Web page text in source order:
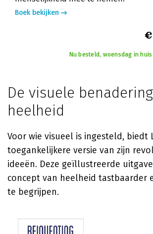
Boek bekijken
€
Nu besteld, woensdag in
De visuele
heelheid
Voor wie visueel is ingesteld, biedt
toegankelijkere versie van zijn
ideeën. Deze geïllustreerde
concept van heelheid tastbaarder
te begrijpen.